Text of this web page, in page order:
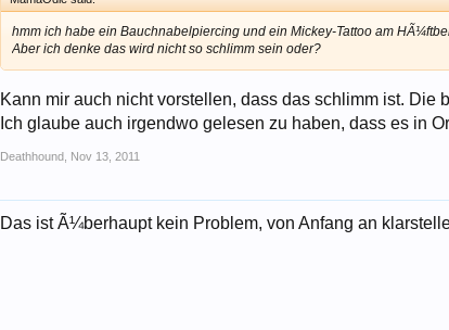
hmm ich habe ein Bauchnabelpiercing und ein Mickey-Tattoo am
Aber ich denke das wird nicht so schlimm sein oder?
Kann mir auch nicht vorstellen, dass das schlimm ist.
Ich glaube auch irgendwo gelesen zu haben, dass es in
Deathhound Nov 13, 2011
Das ist Ã¼berhaupt kein Problem, von Anfang an